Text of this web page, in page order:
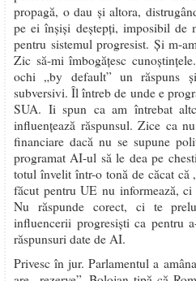
propagă, o dau și altora,
pe ei înșiși deștepți, imposibil de
pentru sistemul progresist. Și m-
Zic să-mi îmbogățesc
ochi „by default” un răspuns
subversivi. Îl întreb de unde e
SUA. Ii spun ca am întrebat
influențează răspunsul. Zice ca
financiare dacă nu se supune
programat AI-ul să le dea pe
totul învelit într-o tonă de căcat
făcut pentru UE nu informează,
Nu răspunde corect, ci te
influencerii progresiști ca pentru
răspunsuri date de AI.
Privesc în jur. Parlamentul a